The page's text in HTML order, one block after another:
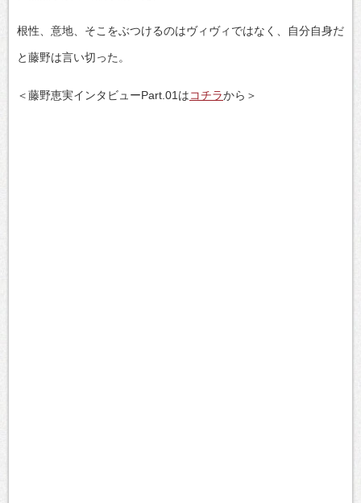
根性、意地、そこをぶつけるのはヴィヴィではなく、自分自身だ
と藤野は言い切った。
＜藤野恵実インタビューPart.01はコチラから＞